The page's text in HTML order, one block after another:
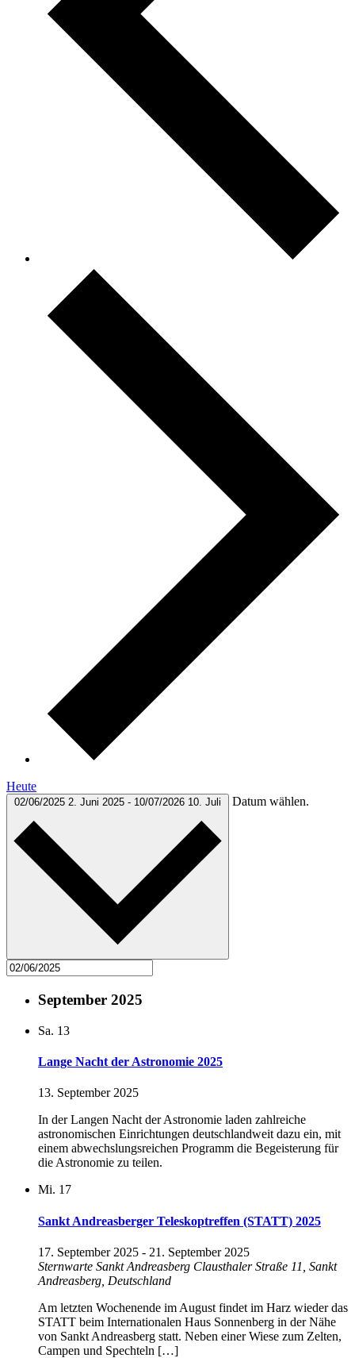
Heute
02/06/2025 2. Juni 2025 - 10/07/2026 10. Juli Datum wählen.
September 2025
Sa. 13
Lange Nacht der Astronomie 2025
13. September 2025
In der Langen Nacht der Astronomie laden zahlreiche
astronomischen Einrichtungen deutschlandweit dazu ein, mit
einem abwechslungsreichen Programm die Begeisterung für
die Astronomie zu teilen.
Mi. 17
Sankt Andreasberger Teleskoptreffen (STATT) 2025
17. September 2025 - 21. September 2025
Sternwarte Sankt Andreasberg Clausthaler Straße 11, Sankt
Andreasberg, Deutschland
Am letzten Wochenende im August findet im Harz wieder das
STATT beim Internationalen Haus Sonnenberg in der Nähe
von Sankt Andreasberg statt. Neben einer Wiese zum Zelten,
Campen und Spechteln […]